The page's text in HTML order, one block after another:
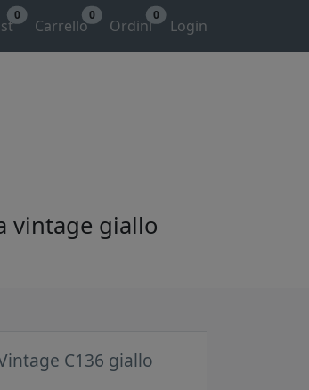
0
Carrello
0
Ordini
0
Login
vintage giallo
C136 giallo